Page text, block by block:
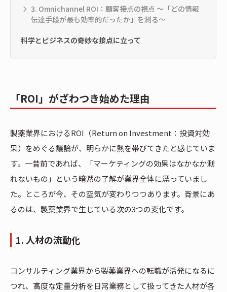
3. Omnichannel ROI：顧客接点の視点 〜「どの情報
伝達手段が最も効率的だったか」を測る〜
科学とビジネスの奇妙な接点に立って
「ROI」がざわつき始めた理由
製薬業界におけるROI（Return on Investment：投資対効
果）をめぐる議論が、明らかに熱を帯びてきたと感じていま
す。一昔前であれば、「マーケティングの効果はなかなか測
れないもの」という暗黙の了解が業界全体に漂っていまし
た。ところが今、その空気が変わりつつあります。背景にあ
るのは、製薬業界で生じている次の3つの変化です。
1. 人材の流動化
コンサルティング業界から製薬業界への転職が活発になるに
つれ、高度な定量分析を日常業務として扱ってきた人材が各